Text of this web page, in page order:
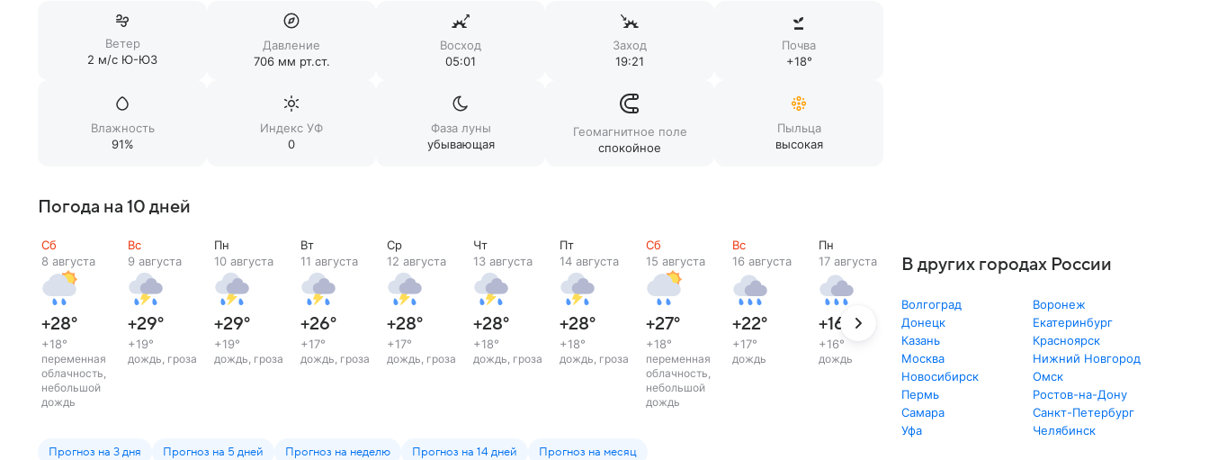
Ветер
2 м/c Ю-ЮЗ
Давление
706 мм рт.ст.
Восход
05:01
Заход
19:21
Почва
+18°
Влажность
91%
Индекс УФ
0
Фаза луны
убывающая
Геомагнитное поле
спокойное
Пыльца
высокая
Погода на 10 дней
Сб
8 августа
+28°
+18°
переменная
облачность,
небольшой
дождь
Вс
9 августа
+29°
+19°
дождь, гроза
Пн
10 августа
+29°
+19°
дождь, гроза
Вт
11 августа
+26°
+17°
дождь, гроза
Ср
12 августа
+28°
+17°
дождь, гроза
Чт
13 августа
+28°
+18°
дождь, гроза
Пт
14 августа
+28°
+18°
дождь, гроза
Сб
15 августа
+27°
+18°
переменная
облачность,
небольшой
дождь
Вс
16 августа
+22°
+17°
дождь
Пн
17 августа
+16
+16°
дождь
Прогноз на 3 дня Прогноз на 5 дней Прогноз на неделю Прогноз на 14 дней Прогноз на месяц
В других городах России
Волгоград
Воронеж
Донецк
Екатеринбург
Казань
Красноярск
Москва
Нижний Новгород
Новосибирск
Омск
Пермь
Ростов-на-Дону
Самара
Санкт-Петербург
Уфа
Челябинск